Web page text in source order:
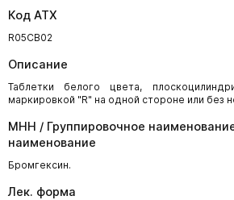
Код АТХ
R05CB02
Описание
Таблетки белого цвета,
маркировкой "R" на одной стороне или без
МНН / Группировочное
наименование
Бромгексин.
Лек. форма